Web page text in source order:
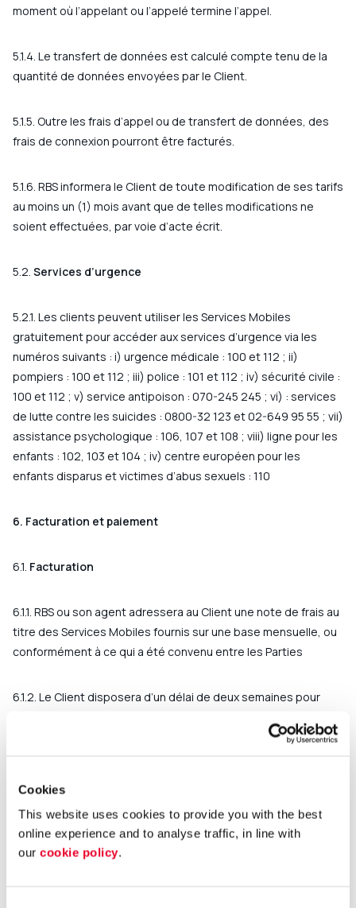
Cookies
This website uses cookies to provide you with the best
online experience and to analyse traffic, in line with
our cookie policy.
moment où l’appelant ou l’appelé termine l’appel.
5.1.4. Le transfert de données est calculé compte tenu de la
quantité de données envoyées par le Client.
5.1.5. Outre les frais d’appel ou de transfert de données, des
frais de connexion pourront être facturés.
5.1.6. RBS informera le Client de toute modification de ses tarifs
au moins un (1) mois avant que de telles modifications ne
soient effectuées, par voie d’acte écrit.
5.2. Services d’urgence
5.2.1. Les clients peuvent utiliser les Services Mobiles
gratuitement pour accéder aux services d’urgence via les
numéros suivants : i) urgence médicale : 100 et 112 ; ii)
pompiers : 100 et 112 ; iii) police : 101 et 112 ; iv) sécurité civile :
100 et 112 ; v) service antipoison : 070-245 245 ; vi) : services
de lutte contre les suicides : 0800-32 123 et 02-649 95 55 ; vii)
assistance psychologique : 106, 107 et 108 ; viii) ligne pour les
enfants : 102, 103 et 104 ; iv) centre européen pour les
enfants disparus et victimes d’abus sexuels : 110
6. Facturation et paiement
6.1. Facturation
6.1.1. RBS ou son agent adressera au Client une note de frais au
titre des Services Mobiles fournis sur une base mensuelle, ou
conformément à ce qui a été convenu entre les Parties
6.1.2. Le Client disposera d’un délai de deux semaines pour
semaines, la note de frais sera réputée acceptée par le Client.
6.1.3. La note de frais sera facturée par RBS chaque mois, sauf
mutuellement convenus entre les Parties.